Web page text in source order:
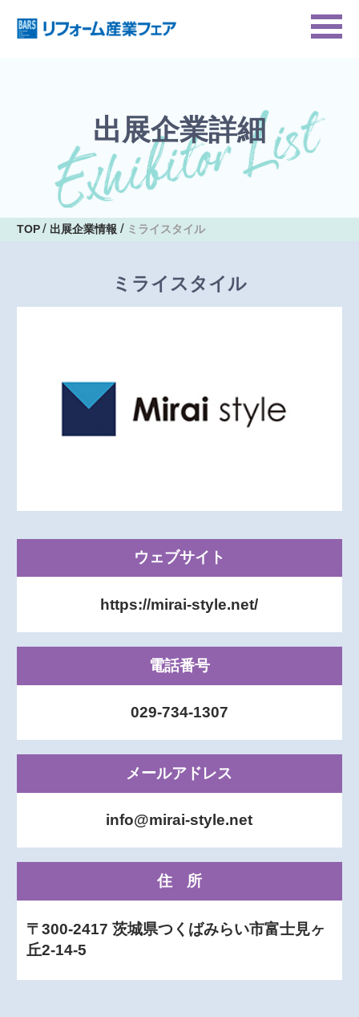
出展企業詳細
TOP 出展企業情報 ミライスタイル
ミライスタイル
ウェブサイト
https://mirai-style.net/
電話番号
029-734-1307
メールアドレス
info@mirai-style.net
住所
〒300-2417 茨城県つくばみらい市富士見ヶ
丘2-14-5